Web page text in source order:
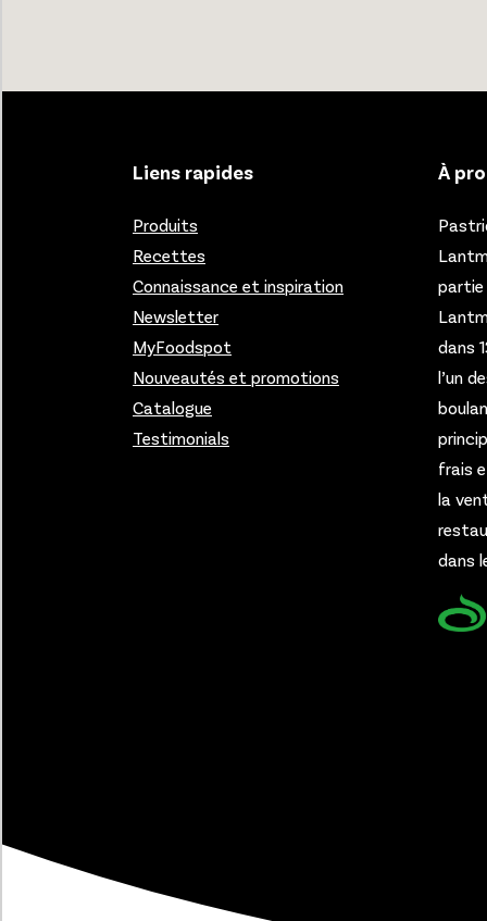
Liens rapides
Produits
Recettes
Connaissance et inspiration
Newsletter
MyFoodspot
Nouveautés et promotions
Catalogue
Testimonials
À
partie
dans
l’un
frais
la
dans